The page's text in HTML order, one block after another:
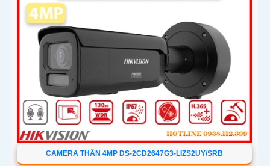
CAMERA THÂN 4MP DS-2CD2647G3-LIZS2UY/SRB